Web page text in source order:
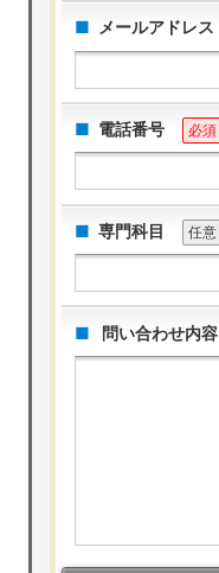
メールアドレス
電話番号 必須
専門科目 任意
問い合わせ内容